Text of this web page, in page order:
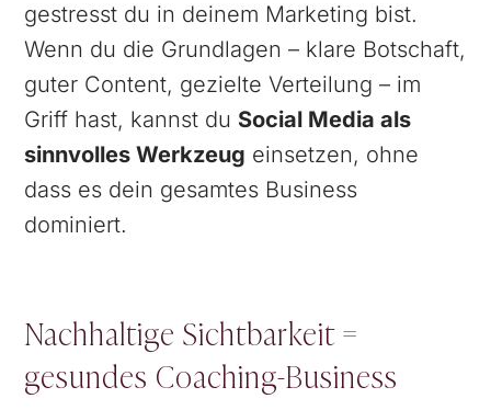
gestresst du in deinem Marketing bist.
Wenn du die Grundlagen – klare Botschaft,
guter Content, gezielte Verteilung – im
Griff hast, kannst du Social Media als
sinnvolles Werkzeug einsetzen, ohne
dass es dein gesamtes Business
dominiert.
Nachhaltige Sichtbarkeit =
gesundes Coaching-Business